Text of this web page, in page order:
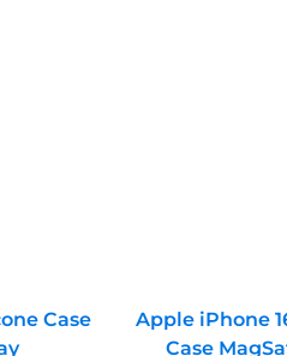
Case
Apple iPhone
Case